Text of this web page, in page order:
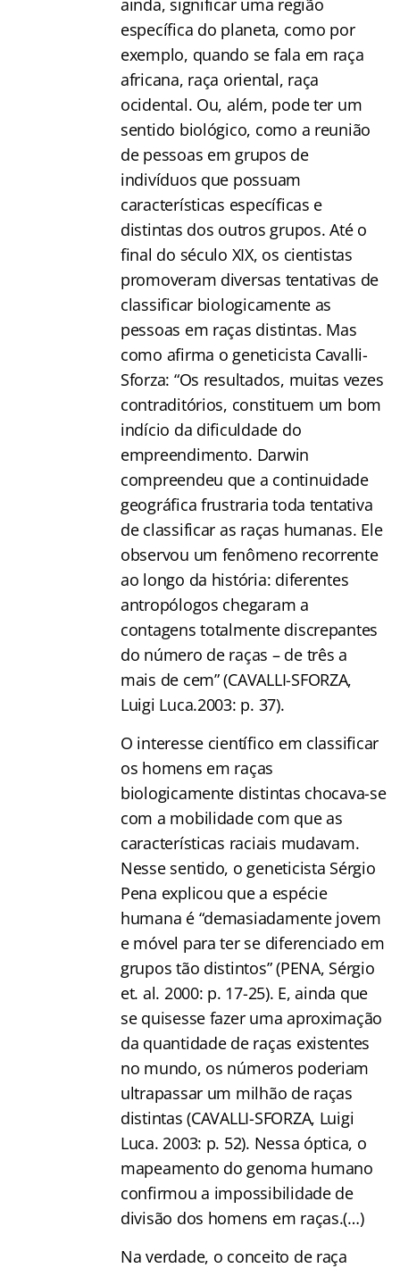
ainda, significar uma região
específica do planeta, como por
exemplo, quando se fala em raça
africana, raça oriental, raça
ocidental. Ou, além, pode ter um
sentido biológico, como a reunião
de pessoas em grupos de
indivíduos que possuam
características específicas e
distintas dos outros grupos. Até o
final do século XIX, os cientistas
promoveram diversas tentativas de
classificar biologicamente as
pessoas em raças distintas. Mas
como afirma o geneticista Cavalli-
Sforza: “Os resultados, muitas vezes
contraditórios, constituem um bom
indício da dificuldade do
empreendimento. Darwin
compreendeu que a continuidade
geográfica frustraria toda tentativa
de classificar as raças humanas. Ele
observou um fenômeno recorrente
ao longo da história: diferentes
antropólogos chegaram a
contagens totalmente discrepantes
do número de raças – de três a
mais de cem” (CAVALLI-SFORZA,
Luigi Luca.2003: p. 37).
O interesse científico em classificar
os homens em raças
biologicamente distintas chocava-se
com a mobilidade com que as
características raciais mudavam.
Nesse sentido, o geneticista Sérgio
Pena explicou que a espécie
humana é “demasiadamente jovem
e móvel para ter se diferenciado em
grupos tão distintos” (PENA, Sérgio
et. al. 2000: p. 17-25). E, ainda que
se quisesse fazer uma aproximação
da quantidade de raças existentes
no mundo, os números poderiam
ultrapassar um milhão de raças
distintas (CAVALLI-SFORZA, Luigi
Luca. 2003: p. 52). Nessa óptica, o
mapeamento do genoma humano
confirmou a impossibilidade de
divisão dos homens em raças.(…)
Na verdade, o conceito de raça